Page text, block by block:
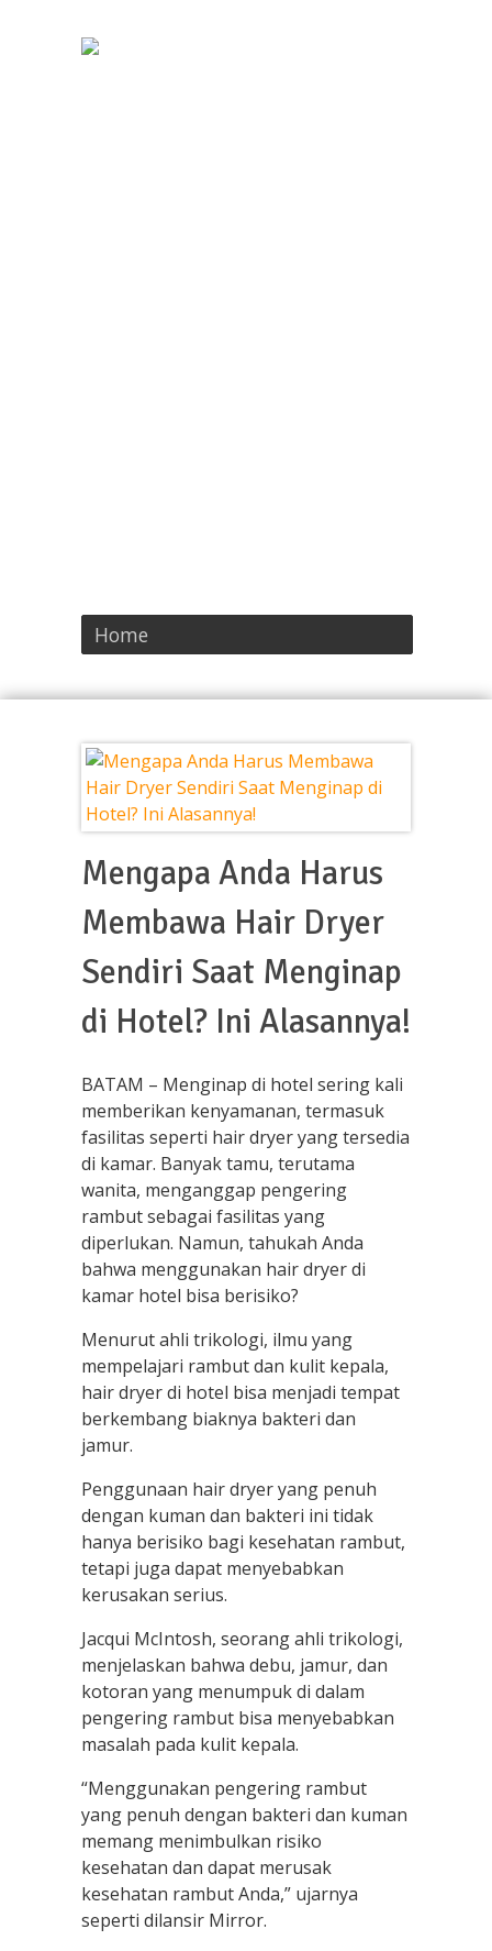
Home
Mengapa Anda Harus
Membawa Hair Dryer
Sendiri Saat Menginap
di Hotel? Ini Alasannya!
BATAM – Menginap di hotel sering kali
memberikan kenyamanan, termasuk
fasilitas seperti hair dryer yang tersedia
di kamar. Banyak tamu, terutama
wanita, menganggap pengering
rambut sebagai fasilitas yang
diperlukan. Namun, tahukah Anda
bahwa menggunakan hair dryer di
kamar hotel bisa berisiko?
Menurut ahli trikologi, ilmu yang
mempelajari rambut dan kulit kepala,
hair dryer di hotel bisa menjadi tempat
berkembang biaknya bakteri dan
jamur.
Penggunaan hair dryer yang penuh
dengan kuman dan bakteri ini tidak
hanya berisiko bagi kesehatan rambut,
tetapi juga dapat menyebabkan
kerusakan serius.
Jacqui McIntosh, seorang ahli trikologi,
menjelaskan bahwa debu, jamur, dan
kotoran yang menumpuk di dalam
pengering rambut bisa menyebabkan
masalah pada kulit kepala.
“Menggunakan pengering rambut
yang penuh dengan bakteri dan kuman
memang menimbulkan risiko
kesehatan dan dapat merusak
kesehatan rambut Anda,” ujarnya
seperti dilansir Mirror.